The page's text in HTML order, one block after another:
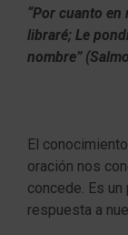
“Por cuanto
libraré; Le
nombre”
El
oración nos
concede. Es
respuesta a